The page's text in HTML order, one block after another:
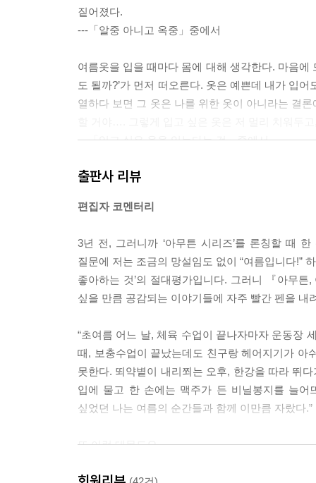
짙어졌다.
---「알중 아니고 옥중」중에서
여름옷을 입을 때마다 몸에 대해 생각한다. 마음에
도 될까?’가 먼저 떠오른다. 옷은 예쁜데 내가 입
열하다 보면 그 옷은 나를 위한 옷이 아니라는 결
---「입고 싶은 옷을 입는다는 것」중에서
나와 같은 생각을 가진 사람들과 여름마다 수영
는 모임이 아니라, 아무리 시간이 지나도 수영을
좋아하는 계절을 닮은 사람과 좋아하는 계절을 함
른 색깔을 덧입는 느낌이었다. 하지만 알고 있었
---「여름으로부터 온 사람」중에서
그동안 내가 식물에 쏟은 정성은 누군가에게 받
르신들이 그렇게 매일 아기 돌보듯 식물을 가꾸는
꼭 필요하다.
---「나도 누군가에게 꼭 필요한 사람」중에서
출판사 리뷰
편집자 코멘터리
3년 전, 그러니까 ‘아무튼 시리즈’를 론칭할 때
질문에 저는 조금의 망설임도 없이 “여름입니다!”
좋아하는 것’의 절대평가입니다. 그러니 『아무
싶을 만큼 공감되는 이야기들에 자주 빨간 펜을
“초여름 어느 날, 체육 수업이 끝나자마자 운동장
때, 보충수업이 끝났는데도 친구랑 헤어지기가
못한다. 뙤약볕이 내리쬐는 오후, 한강을 따라 뛰
입에 물고 한 손에는 맥주가 든 비닐봉지를 늘
싶었던 나는 여름의 순간들과 함께 이만큼 자랐다.”
또 이런 대목도요.